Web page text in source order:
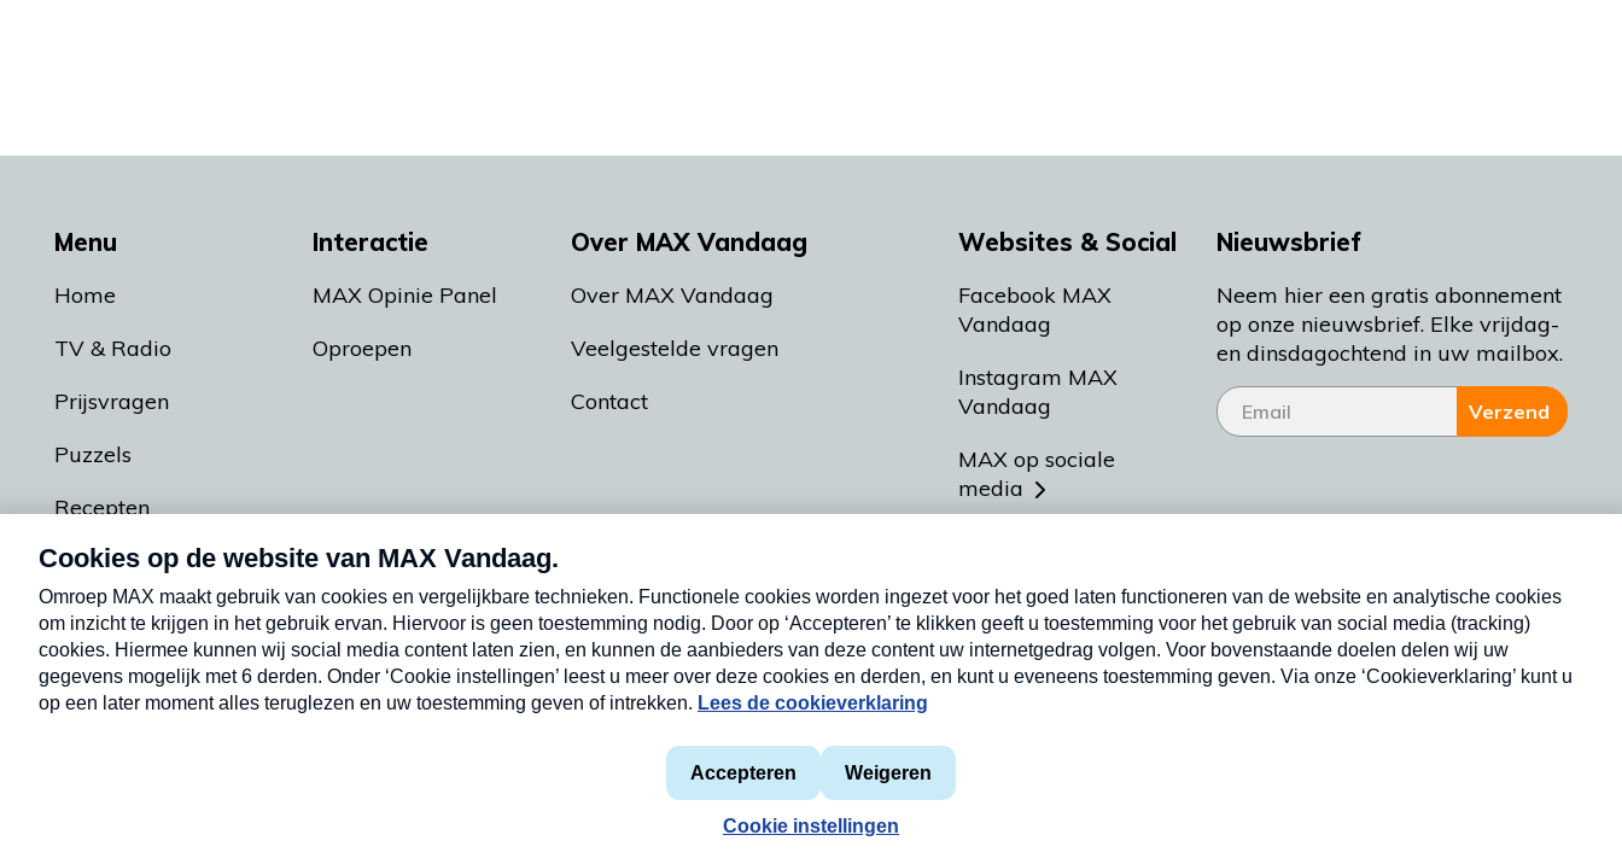
Menu
Home
TV & Radio
Prijsvragen
Puzzels
Recepten
Podcasts
Interactie
MAX Opinie Panel
Oproepen
Over MAX Vandaag
Over MAX Vandaag
Veelgestelde vragen
Contact
Websites & Social
Facebook MAX
Vandaag
Instagram MAX
Vandaag
MAX op sociale
media
Meldpunt Actueel
Heel Holland Bakt
Nieuwsbrief
Neem hier een gratis abonnement
op onze nieuwsbrief. Elke vrijdag-
en dinsdagochtend in uw mailbox.
Verzend
Privacyverklaring
Cookieverklaring
Nieuwsbrief
Neem hier een gratis abonnement op onze